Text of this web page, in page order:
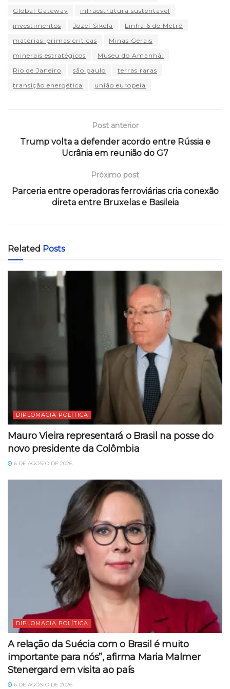
Global Gateway
infraestrutura sustentável
investimentos
Jozef Síkela
Linha 6 do Metrô
matérias-primas críticas
Minas Gerais
minerais estratégicos
Museu do Amanhã.
Rio de Janeiro
são paulo
terras raras
transição energética
união europeia
Post anterior
Trump volta a defender acordo entre Rússia e
Ucrânia em reunião do G7
Próximo post
Parceria entre operadoras ferroviárias cria conexão
direta entre Bruxelas e Basileia
Related Posts
DIPLOMACIA POLÍTICA
Mauro Vieira representará o Brasil na posse do
novo presidente da Colômbia
6 DE AGOSTO DE 2026
DIPLOMACIA POLÍTICA
A relação da Suécia com o Brasil é muito
importante para nós”, afirma Maria Malmer
Stenergard em visita ao país
6 DE AGOSTO DE 2026